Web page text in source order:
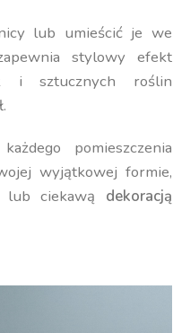
lub umieścić je we
stylowy efekt
i sztucznych roślin
pomieszczenia
wyjątkowej formie,
lub ciekawą dekoracją